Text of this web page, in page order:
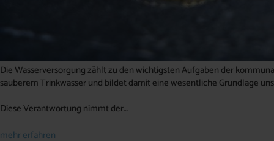
Die Wasserversorgung zählt zu den wichtigsten Aufgaben der
sauberem Trinkwasser und bildet damit eine wesentliche Grundlage
Diese Verantwortung nimmt der…
mehr erfahren